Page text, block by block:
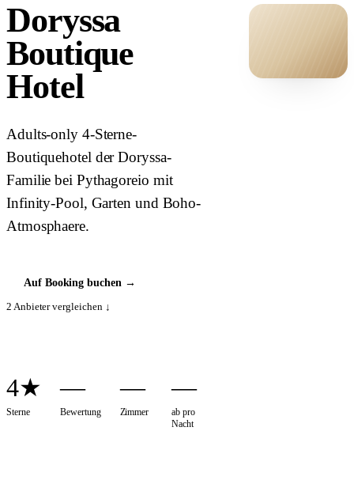
Doryssa
Boutique
Hotel
Adults-only 4-Sterne-
Boutiquehotel der Doryssa-
Familie bei Pythagoreio mit
Infinity-Pool, Garten und Boho-
Atmosphaere.
Auf Booking buchen→
2 Anbieter vergleichen ↓
4★
Sterne
—
Bewertung
—
Zimmer
—
ab pro
Nacht